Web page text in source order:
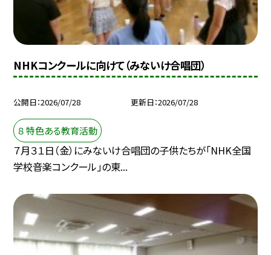
NHKコンクールに向けて（みないけ合唱団）
公開日 2026/07/28 更新日 2026/07/28
８ 特色ある教育活動
７月３１日（金）にみないけ合唱団の子供たちが「NHK全国
学校音楽コンクール」の東...